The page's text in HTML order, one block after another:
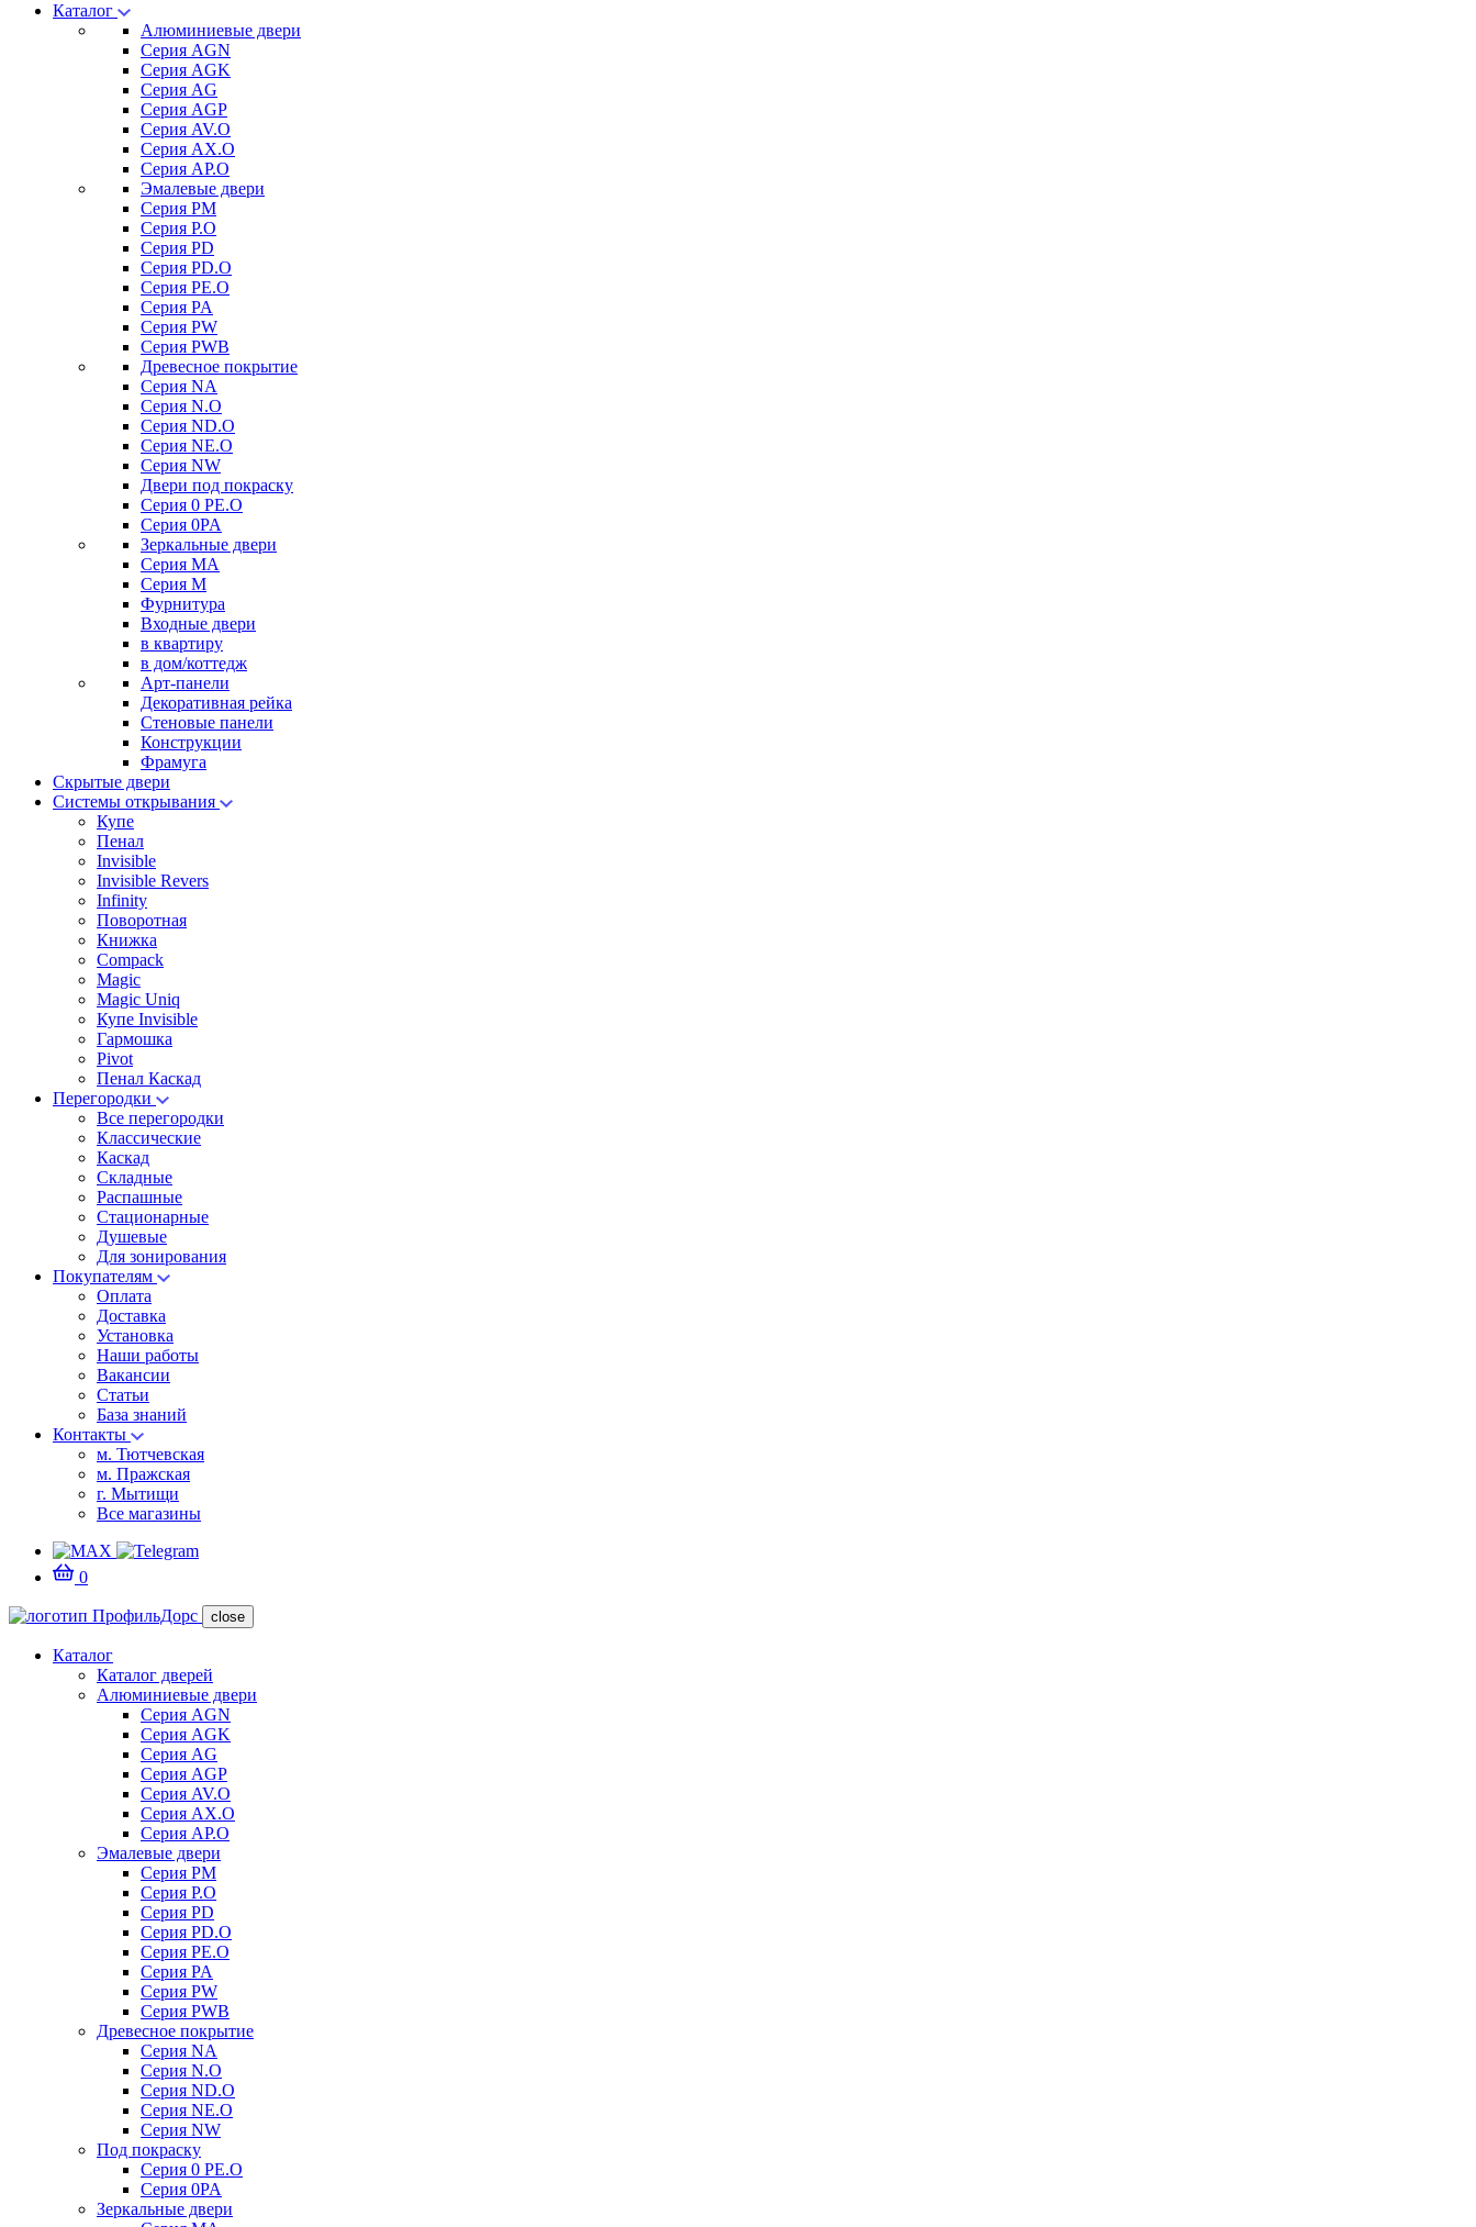
Каталог
Алюминиевые двери
Серия AGN
Серия AGK
Серия AG
Серия AGP
Серия AV.O
Серия AX.O
Серия AP.O
Эмалевые двери
Серия PM
Серия P.O
Серия PD
Серия PD.O
Серия PE.O
Серия PA
Серия PW
Серия PWB
Древесное покрытие
Серия NA
Серия N.O
Серия ND.O
Серия NE.O
Серия NW
Двери под покраску
Серия 0 PE.O
Серия 0PA
Зеркальные двери
Серия MA
Серия M
Фурнитура
Входные двери
в квартиру
в дом/коттедж
Арт-панели
Декоративная рейка
Стеновые панели
Конструкции
Фрамуга
Скрытые двери
Системы открывания
Купе
Пенал
Invisible
Invisible Revers
Infinity
Поворотная
Книжка
Compack
Magic
Magic Uniq
Купе Invisible
Гармошка
Pivot
Пенал Каскад
Перегородки
Все перегородки
Классические
Каскад
Складные
Распашные
Стационарные
Душевые
Для зонирования
Покупателям
Оплата
Доставка
Установка
Наши работы
Вакансии
Статьи
База знаний
Контакты
м. Тютчевская
м. Пражская
г. Мытищи
Все магазины
0
close
Каталог
Каталог дверей
Алюминиевые двери
Серия AGN
Серия AGK
Серия AG
Серия AGP
Серия AV.O
Серия AX.O
Серия AP.O
Эмалевые двери
Серия PM
Серия P.O
Серия PD
Серия PD.O
Серия PE.O
Серия PA
Серия PW
Серия PWB
Древесное покрытие
Серия NA
Серия N.O
Серия ND.O
Серия NE.O
Серия NW
Под покраску
Серия 0 PE.O
Серия 0PA
Зеркальные двери